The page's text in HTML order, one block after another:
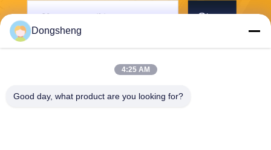
Stuur
Dongsheng
4:25 AM
Good day, what product are you looking for?